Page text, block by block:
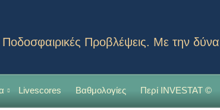
Ποδοσφαιρικές Προβλέψεις. Με την
Livescores Βαθμολογίες Περί INVESTAT ©